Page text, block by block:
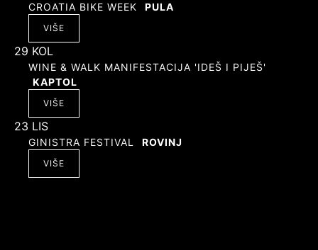
CROATIA BIKE WEEK PULA
VIŠE
29 KOL
WINE & WALK MANIFESTACIJA 'IDEŠ I PIJEŠ'
KAPTOL
VIŠE
23 LIS
GINISTRA FESTIVAL ROVINJ
VIŠE